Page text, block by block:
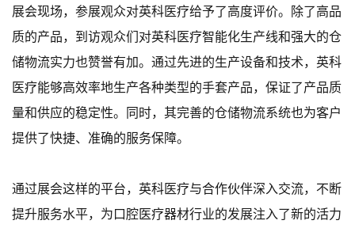
展会现场，参展观众对英科医疗给予了高度评价。除了高品
质的产品，到访观众们对英科医疗智能化生产线和强大的仓
储物流实力也赞誉有加。通过先进的生产设备和技术，英科
医疗能够高效率地生产各种类型的手套产品，保证了产品质
量和供应的稳定性。同时，其完善的仓储物流系统也为客户
提供了快捷、准确的服务保障。
通过展会这样的平台，英科医疗与合作伙伴深入交流，不断
提升服务水平，为口腔医疗器材行业的发展注入了新的活力